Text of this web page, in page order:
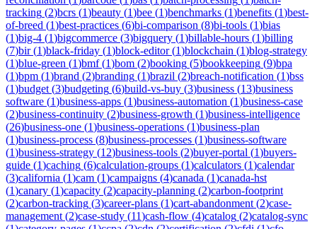
tracking (2)bcrs (1)beauty (1)bee (1)benchmarks (1)benefits (1)best-
of-breed (1)best-practices (6)bi-comparison (8)bi-tools (1)bias
(1)big-4 (1)bigcommerce (3)bigquery (1)billable-hours (1)billing
(7)bir(1)black-friday (1)block-editor(1)blockchain (1)blog-strategy
(1)blue-green (1)bmf(1)bom (2)booking (5)bookkeeping (9)bpa
(1)bpm (1)brand (2)branding (1)brazil (2)breach-notification (1)bss
(1)budget (3)budgeting (6)build-vs-buy (3)business (13)business
software (1)business-apps (1)business-automation (1)business-case
(2)business-continuity (2)business-growth (1)business-intelligence
(26)business-one (1)business-operations (1)business-plan
(1)business-process (8)business-processes (1)business-software
(1)business-strategy (12)business-tools (2)buyer-portal (1)buyers-
guide (1)caching (6)calculation-groups (1)calculators (1)calendar
(3)california (1)cam (1)campaigns (4)canada (1)canada-hst
(1)canary (1)capacity (2)capacity-planning (2)carbon-footprint
(2)carbon-tracking (3)career-plans (1)cart-abandonment (2)case-
management (2)case-study (11)cash-flow (4)catalog (2)catalog-sync